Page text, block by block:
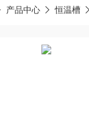
产品中心 恒温槽